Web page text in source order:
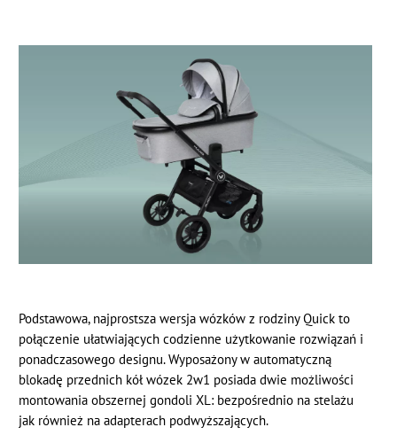
Podstawowa, najprostsza wersja wózków z rodziny Quick to
połączenie ułatwiających codzienne użytkowanie rozwiązań i
ponadczasowego designu. Wyposażony w automatyczną
blokadę przednich kół wózek 2w1 posiada dwie możliwości
montowania obszernej gondoli XL: bezpośrednio na stelażu
jak również na adapterach podwyższających.